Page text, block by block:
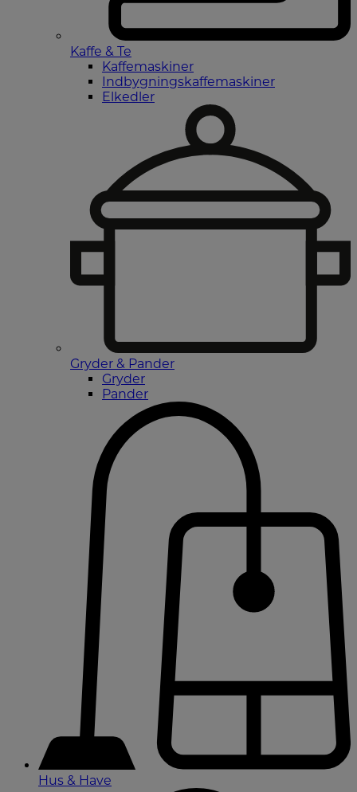
Kaffe & Te
Kaffemaskiner
Indbygningskaffemaskiner
Elkedler
Gryder & Pander
Gryder
Pander
Hus & Have